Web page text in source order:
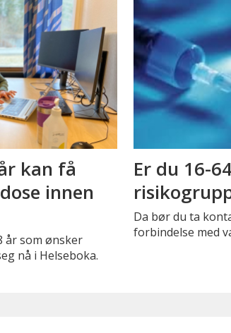
kan få
innen
år som ønsker
nå i Helseboka.
Er du 16-
Da bør du ta
forbindelse med